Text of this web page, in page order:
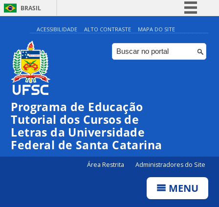
BRASIL
Simplifique!
Comunica BR
Participe
ACESSIBILIDADE ALTO CONTRASTE MAPA DO SITE
Programa de Educação
Tutorial dos Cursos de
Letras da Universidade
Federal de Santa Catarina
Área Restrita Administradores do Site
MENU